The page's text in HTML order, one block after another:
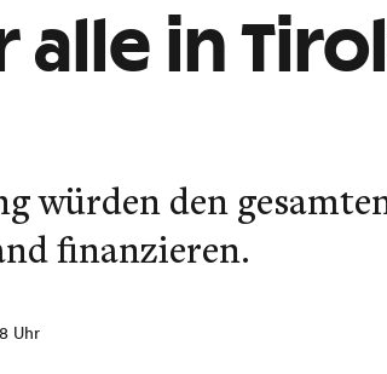
in
würden den
finanzieren.
Uhr